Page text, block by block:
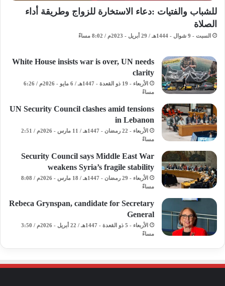
للشباب والفتيات :دعاء الاستخارة للزواج وطريقة أداء
الصلاة
السبت - 9 شوال - 1444هـ / 29 أبريل - 2023م / 8:02 مساءً
White House insists war is over, UN needs
clarity
الأربعاء - 19 ذو القعدة - 1447هـ / 6 مايو - 2026م / 6:26
مساءً
UN Security Council clashes amid tensions
in Lebanon
الأربعاء - 22 رمضان - 1447هـ / 11 مارس - 2026م / 2:51
مساءً
Security Council says Middle East War
weakens Syria’s fragile stability
الأربعاء - 29 رمضان - 1447هـ / 18 مارس - 2026م / 8:08
مساءً
Rebeca Grynspan, candidate for Secretary
General
الأربعاء - 5 ذو القعدة - 1447هـ / 22 أبريل - 2026م / 3:50
مساءً